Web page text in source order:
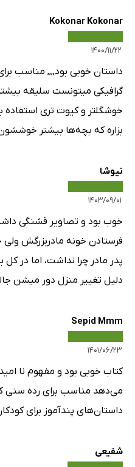
Kokonar Kokonar
۱۴۰۰/۱۱/۲۲
داستان خوبی بود,,,, مناسب
گرافیکی میتونست سلیقه
خوشگلتر و کیوت تری
بزاره که بچه‌ها بیشتر
نیوشا
۱۴۰۳/۰۹/۰۱
خوب بود و تصاویر قشنگی
فرستادن خونه مادربزرگش
پدر مادر چرا نداشت، اما در
دلیل تغییر منزل دور میشن
Sepid Mmm
۱۴۰۱/۰۶/۲۳
کتاب خوبی بود و مفهوم نا
می‌دهد مناسب برای رده سنی
داستان‌های پندآموز برای
شفیعی